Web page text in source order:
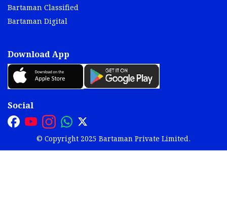
Bartaman Classified
Bartaman Digital
Download App
Social
© Copyright 2025 Bartaman Private Limited.